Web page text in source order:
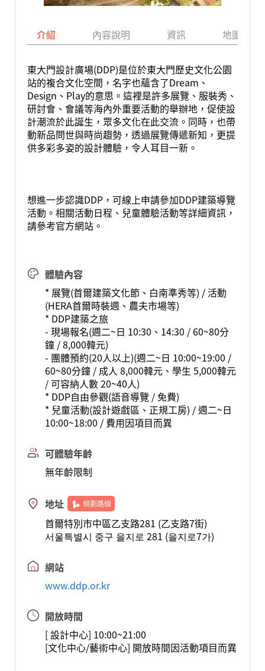
介紹 內容說明 資訊 地圖
東大門設計廣場(DDP)是位於東大門歷史文化公園
站的複合文化空間，名字也蘊含了Dream、
Design、Play的意思。這裡是許多展覽、服裝秀、
研討會、會議等海內外重要活動的舉辦地，促使設
計潮流於此誕生，眾多文化在此交流。同時，也帶
動新品問世與時尚趨勢，透過展覽傳遞新知，更提
供多彩多姿的設計體驗，令人耳目一新。
想進一步認識DDP，可線上申請參加DDP建築導覽
活動。相關活動日程、兒童體驗活動等詳細資訊，
請參考官方網站。
體驗內容
* 展覽(首爾建築文化節、白南準秀等) / 活動
(HERA首爾時裝週、農夫市場等)
* DDP建築之旅
- 現場報名(週二~日 10:30、14:30 / 60~80分
鐘 / 8,000韓元)
- 團體預約(20人以上)(週二~日 10:00~19:00 /
60~80分鐘 / 成人 8,000韓元、學生 5,000韓元
/ 可容納人數 20~40人)
* DDP自由參觀(語音導覽 / 免費)
* 兒童活動(設計遊戲區、正規工房) / 週二~日
10:00~18:00 / 費用因項目而異
可體驗年齡
無年齡限制
地址 規劃路線
首爾特別市中區乙支路281 (乙支路7街)
서울특별시 중구 을지로 281 (을지로7가)
網站
www.ddp.or.kr
開放時間
[ 設計中心] 10:00~21:00
[文化中心/藝術中心] 開放時間因活動項目而異